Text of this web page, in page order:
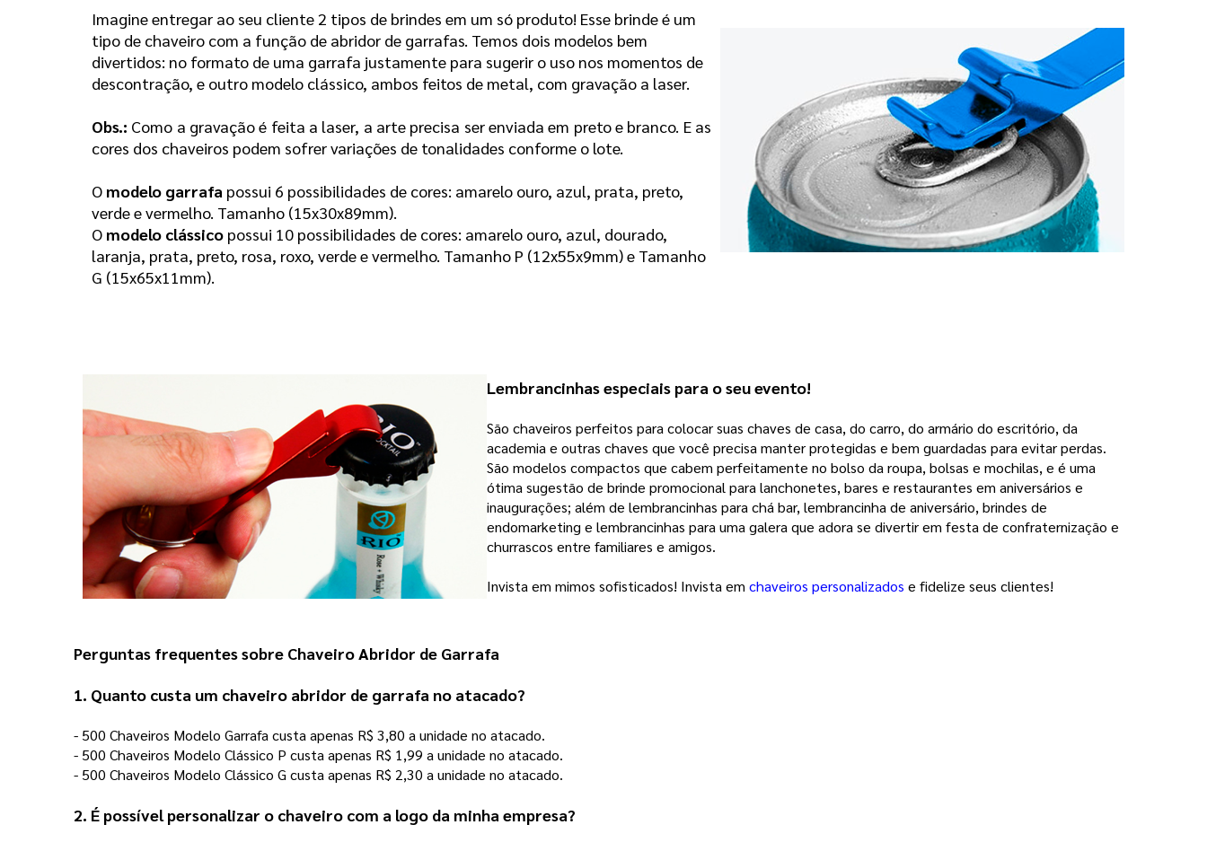
Imagine entregar ao seu cliente 2 tipos de brindes em um só produto! Esse brinde é um
tipo de chaveiro com a função de abridor de garrafas. Temos dois modelos bem
divertidos: no formato de uma garrafa justamente para sugerir o uso nos momentos de
descontração, e outro modelo clássico, ambos feitos de metal, com gravação a laser.
Obs.: Como a gravação é feita a laser, a arte precisa ser enviada em preto e branco. E as
cores dos chaveiros podem sofrer variações de tonalidades conforme o lote.
O modelo garrafa possui 6 possibilidades de cores: amarelo ouro, azul, prata, preto,
verde e vermelho. Tamanho (15x30x89mm).
O modelo clássico possui 10 possibilidades de cores: amarelo ouro, azul, dourado,
laranja, prata, preto, rosa, roxo, verde e vermelho. Tamanho P (12x55x9mm) e Tamanho
G (15x65x11mm).
Lembrancinhas especiais para o seu evento!
São chaveiros perfeitos para colocar suas chaves de casa, do carro, do armário do escritório, da
academia e outras chaves que você precisa manter protegidas e bem guardadas para evitar perdas.
São modelos compactos que cabem perfeitamente no bolso da roupa, bolsas e mochilas, e é uma
ótima sugestão de brinde promocional para lanchonetes, bares e restaurantes em aniversários e
inaugurações; além de lembrancinhas para chá bar, lembrancinha de aniversário, brindes de
endomarketing e lembrancinhas para uma galera que adora se divertir em festa de confraternização e
churrascos entre familiares e amigos.
Invista em mimos sofisticados! Invista em chaveiros personalizados e fidelize seus clientes!
Perguntas frequentes sobre Chaveiro Abridor de Garrafa
1. Quanto custa um chaveiro abridor de garrafa no atacado?
- 500 Chaveiros Modelo Garrafa custa apenas R$ 3,80 a unidade no atacado.
- 500 Chaveiros Modelo Clássico P custa apenas R$ 1,99 a unidade no atacado.
- 500 Chaveiros Modelo Clássico G custa apenas R$ 2,30 a unidade no atacado.
2. É possível personalizar o chaveiro com a logo da minha empresa?